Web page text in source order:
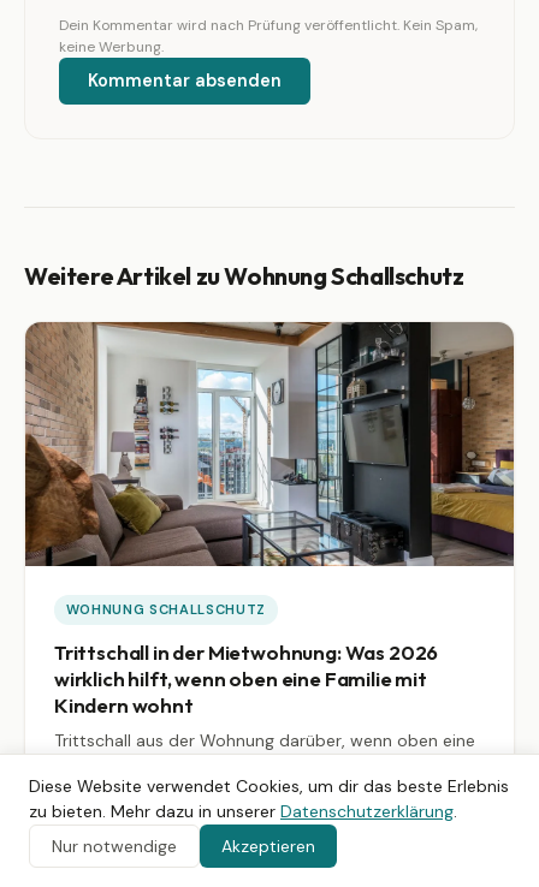
Dein Kommentar wird nach Prüfung veröffentlicht. Kein Spam,
keine Werbung.
Kommentar absenden
Weitere Artikel zu Wohnung Schallschutz
WOHNUNG SCHALLSCHUTZ
Trittschall in der Mietwohnung: Was 2026
wirklich hilft, wenn oben eine Familie mit
Kindern wohnt
Trittschall aus der Wohnung darüber, wenn oben eine
fordert, wo das Kinderlärm-Privileg nach § 22 Abs. 1a
BImSchG endet, welche Mietminderung Gerichte bei
53 dB überschritten zusprechen, und ein 4-Wochen-
Plan mit Gespräch, Protokoll und baulichen Optionen.
Diese Website verwendet Cookies, um dir das beste Erlebnis
zu bieten. Mehr dazu in unserer Datenschutzerklärung.
Nur notwendige
Akzeptieren